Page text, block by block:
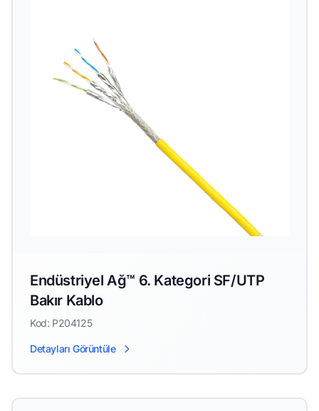
Endüstriyel Ağ™ 6. Kategori SF/UTP
Bakır Kablo
Kod: P204125
Detayları Görüntüle